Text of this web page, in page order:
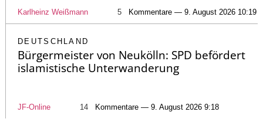
Karlheinz Weißmann 5 Kommentare — 9. August 2026 10:19
DEUTSCHLAND
Bürgermeister von Neukölln: SPD befördert
islamistische Unterwanderung
JF-Online 14 Kommentare — 9. August 2026 9:18